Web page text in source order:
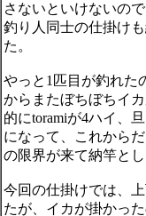
さないといけないの
釣り人同士の仕掛け
た。
やっと1匹目が釣れた
からまたぼちぼちイ
的にtoramiが4ハイ、
になって、これから
の限界が来て納竿と
今回の仕掛けでは、
たが、イカが掛かっ